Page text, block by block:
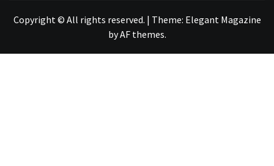
Copyright © All rights reserved. | Theme: Elegant Magazine
byAF themes.